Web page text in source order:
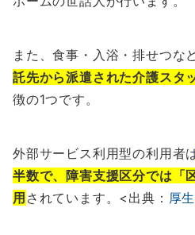
また、食事・入浴・排せつな
託先から派遣された介護スタ
徴の1つです。
外部サービス利用型の利用者
半数で、障害支援区分では「
用 されています。<出典： 厚